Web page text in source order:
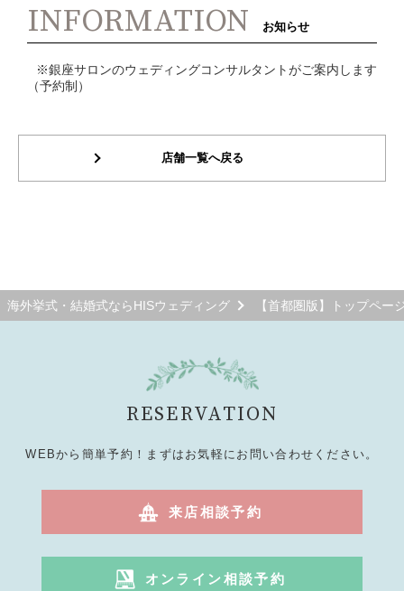
INFORMATION お知らせ
※銀座サロンのウェディングコンサルタントがご案内します
（予約制）
店舗一覧へ戻る
海外挙式・結婚式ならHISウェディング 【首都圏版】トップペー
RESERVATION
WEBから簡単予約！まずはお気軽にお問い合わせください。
来店相談予約
オンライン相談予約